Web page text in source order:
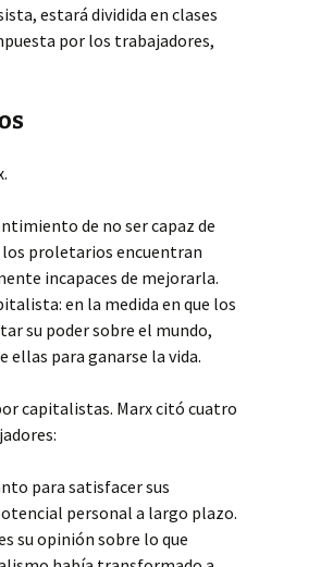
estará dividida en clases
por los trabajadores,
de no ser capaz de
proletarios encuentran
incapaces de mejorarla.
en la medida en que los
su poder sobre el mundo,
ellas para ganarse la vida.
capitalistas. Marx citó cuatro
para satisfacer sus
personal a largo plazo.
su opinión sobre lo que